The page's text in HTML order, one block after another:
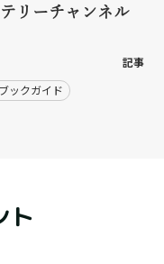
リーチャンネル
記事
ックガイド
ト